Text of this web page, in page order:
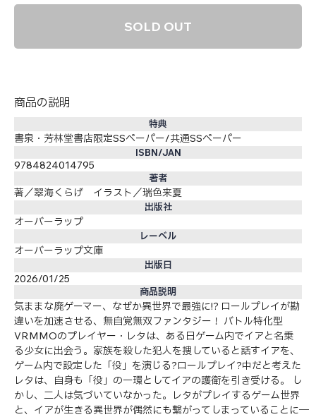
SOLD OUT
商品の説明
特典
書泉・芳林堂書店限定SSペーパー/共通SSペーパー
ISBN/JAN
9784824014795
著者
著／翠海くらげ イラスト／瑞色来夏
出版社
オーバーラップ
レーベル
オーバーラップ文庫
出版日
2026/01/25
商品説明
気ままな廃ゲーマー、なぜか異世界で最強に!? ロールプレイが勘
違いを加速させる、無自覚無双ファンタジー！ バトル特化型
VRMMOのプレイヤー・レタは、ある日ゲーム内でイアと名乗
る少女に出会う。家族を殺した犯人を捜していると話すイアを、
ゲーム内で設定した「役」を演じる?ロールプレイ?中だと考えた
レタは、自身も「役」の一環としてイアの護衛を引き受ける。 し
かし、二人は気づいていなかった。レタがプレイするゲーム世界
と、イアが生きる異世界が偶然にも繋がってしまっていることに──